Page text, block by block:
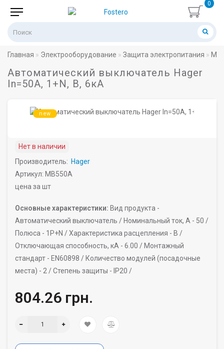
0
Главная Электрооборудование Защита электропитания
Автоматический выключатель Hager
In=50A, 1+N, B, 6кА
new
Нет в наличии
Производитель: Hager
Артикул: MB550A
цена за шт
Основные характеристики: Вид продукта -
Автоматический выключатель / Номинальный ток, A - 50 /
Полюса - 1P+N /Характеристика расцепления - B /
Отключающая способность, кА - 6.00 / Монтажный
стандарт - EN60898 / Количество модулей (посадочные
места) - 2 /Степень защиты - IP20 /
804.26 грн.